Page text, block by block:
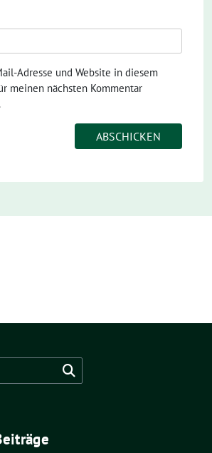
Adresse und Website in diesem
meinen nächsten Kommentar